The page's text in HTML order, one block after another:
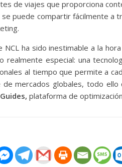
de viajes que proporciona
se puede compartir fácilmente a
NCL ha sido inestimable a la
realmente especial: una
al tiempo que permite a
mercados globales, todo ello
plataforma de